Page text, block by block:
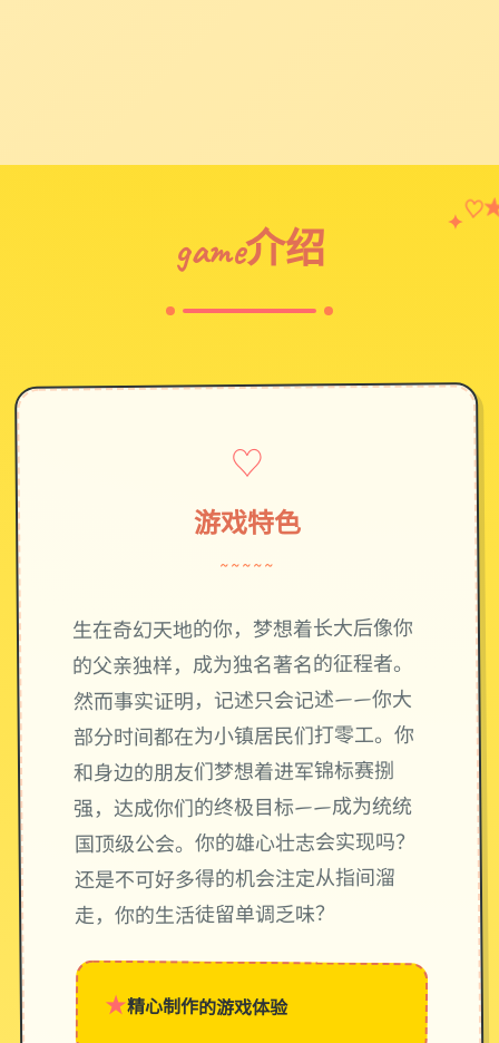
game介绍
✦ ♡
♡
游戏特色
~~~~~
生在奇幻天地的你，梦想着长大后像你
的父亲独样，成为独名著名的征程者。
然而事实证明，记述只会记述——你大
部分时间都在为小镇居民们打零工。你
和身边的朋友们梦想着进军锦标赛捌
强，达成你们的终极目标——成为统统
国顶级公会。你的雄心壮志会实现吗？
还是不可好多得的机会注定从指间溜
走，你的生活徒留单调乏味？
★精心制作的游戏体验